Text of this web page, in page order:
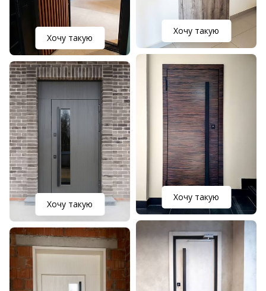
Хочу такую
Хочу такую
Хочу такую
Хочу такую